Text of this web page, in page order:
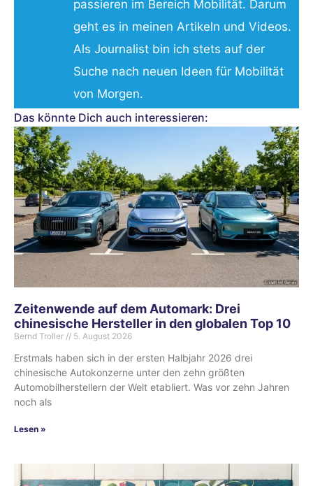
passieren im Bereich Mobilität. Darum
geht es in meinen Artikeln und Videos.
Als Journalist bin ich stets auf der
Suche nach neuen Ideen für Mobilität
von Morgen.
Das könnte Dich auch interessieren:
Zeitenwende auf dem Automark: Drei
chinesische Hersteller in den globalen Top 10
Bernd Troller 5. August 2026
Erstmals haben sich in der ersten Halbjahr 2026 drei
chinesische Autokonzerne unter den zehn größten
Automobilherstellern der Welt etabliert. Was vor zehn Jahren
noch als
Lesen »